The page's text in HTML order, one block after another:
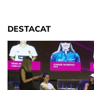
DESTACAT